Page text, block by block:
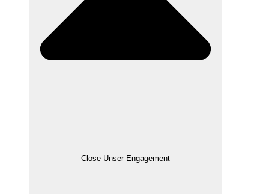
Close Unser Engagement